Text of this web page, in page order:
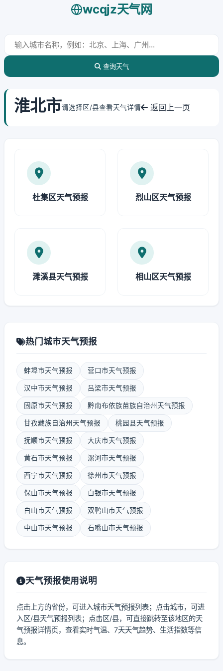
wcqjz天气网
查询天气
淮北市请选择区/县查看天气详情 返回上一页
杜集区天气预报 烈山区天气预报
濉溪县天气预报 相山区天气预报
热门城市天气预报
蚌埠市天气预报 营口市天气预报
汉中市天气预报 吕梁市天气预报
固原市天气预报 黔南布依族苗族自治州天气预报
甘孜藏族自治州天气预报 桃园县天气预报
抚顺市天气预报 大庆市天气预报
黄石市天气预报 漯河市天气预报
西宁市天气预报 徐州市天气预报
保山市天气预报 白银市天气预报
白山市天气预报 双鸭山市天气预报
中山市天气预报 石嘴山市天气预报
天气预报使用说明
点击上方的省份，可进入城市天气预报列表；点击城市，可进
入区/县天气预报列表；点击区/县，可直接跳转至该地区的天
气预报详情页，查看实时气温、7天天气趋势、生活指数等信
息。